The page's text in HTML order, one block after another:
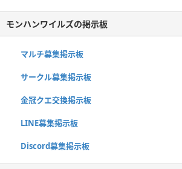
モンハンワイルズの掲示板
マルチ募集掲示板
サークル募集掲示板
金冠クエ交換掲示板
LINE募集掲示板
Discord募集掲示板